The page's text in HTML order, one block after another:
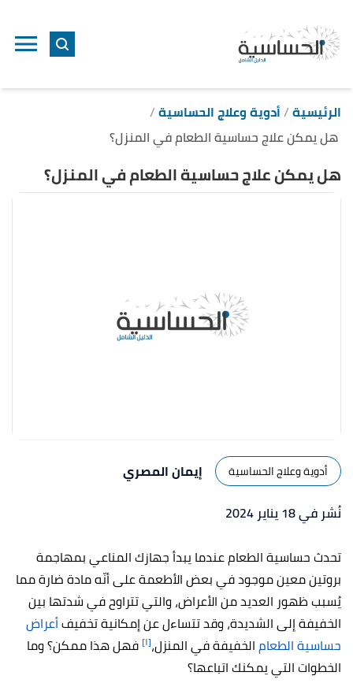
الرئيسية أدوية وعلاج الحساسية
هل يمكن علاج حساسية الطعام في المنزل؟
هل يمكن علاج حساسية الطعام في المنزل؟
أدوية وعلاج الحساسية
إيمان المصري
نُشر في 18 يناير 2024
تحدث حساسية الطعام عندما يبدأ جهازك المناعي بمهاجمة
بروتين معين موجود في بعض الأطعمة على أنّه مادة ضارة مما
يُسبب ظهور العديد من الأعراض، والتي تتراوح في شدتها بين
الخفيفة إلى الشديدة، وقد تتساءل عن إمكانية تخفيفأعراض
حساسية الطعامالخفيفة في المنزل،[١] فهل هذا ممكن؟ وما
الخطوات التي يمكنك اتباعها؟